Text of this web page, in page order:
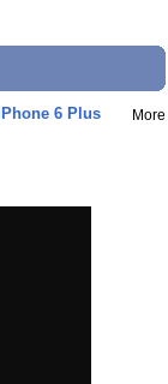
6 Plus More